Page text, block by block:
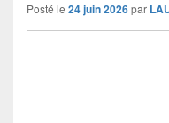
Posté le 24 juin 2026par